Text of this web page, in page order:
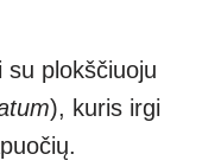
su plokščiuoju
), kuris irgi